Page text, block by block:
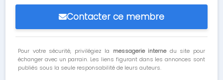
Contacter ce membre
Pour votre sécurité, privilégiez la messagerie internedu site pour
échanger avec un parrain. Les liens figurant dans les annonces sont
publiés sous la seule responsabilité de leurs auteurs.